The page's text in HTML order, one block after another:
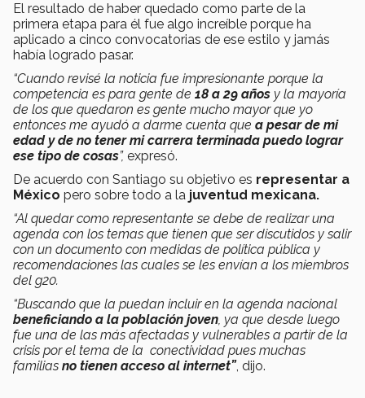
El resultado de haber quedado como parte de la
primera etapa para él fue algo increíble porque ha
aplicado a cinco convocatorias de ese estilo y jamás
había logrado pasar.
“Cuando revisé la noticia fue impresionante porque la
competencia es para gente de 18 a 29 años y la mayoría
de los que quedaron es gente mucho mayor que yo
entonces me ayudó a darme cuenta que a pesar de mi
edad y de no tener mi carrera terminada puedo lograr
ese tipo de cosas”, expresó.
De acuerdo con Santiago su objetivo es representar a
México pero sobre todo a la juventud mexicana.
“Al quedar como representante se debe de realizar una
agenda con los temas que tienen que ser discutidos y salir
con un documento con medidas de política pública y
recomendaciones las cuales se les envían a los miembros
del g20.
“Buscando que la puedan incluir en la agenda nacional
beneficiando a la población joven, ya que desde luego
fue una de las más afectadas y vulnerables a partir de la
crisis por el tema de la conectividad pues muchas
familias no tienen acceso al internet”, dijo.